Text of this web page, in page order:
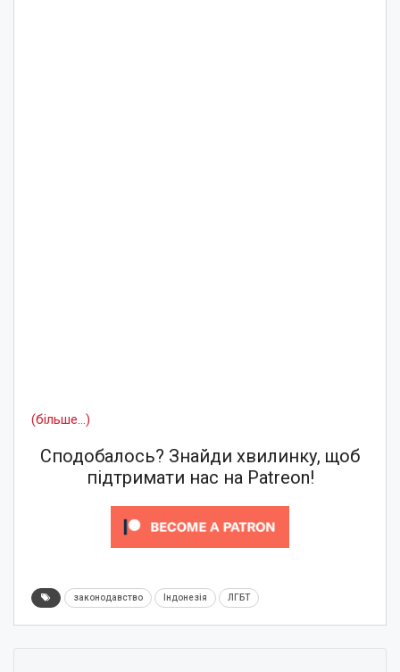
(більше…)
Сподобалось? Знайди хвилинку, щоб
підтримати нас на Patreon!
законодавство Індонезія ЛГБТ